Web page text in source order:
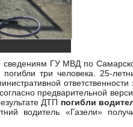
сведениям ГУ МВД по
три человека. 25-
ответственности
предварительной
ДТП погибли
водитель «Газели»